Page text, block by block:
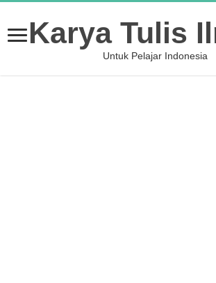
Karya Tulis
Untuk Pelajar Indonesia